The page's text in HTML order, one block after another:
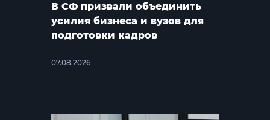
В СФ призвали объединить
усилия бизнеса и вузов для
подготовки кадров
07.08.2026